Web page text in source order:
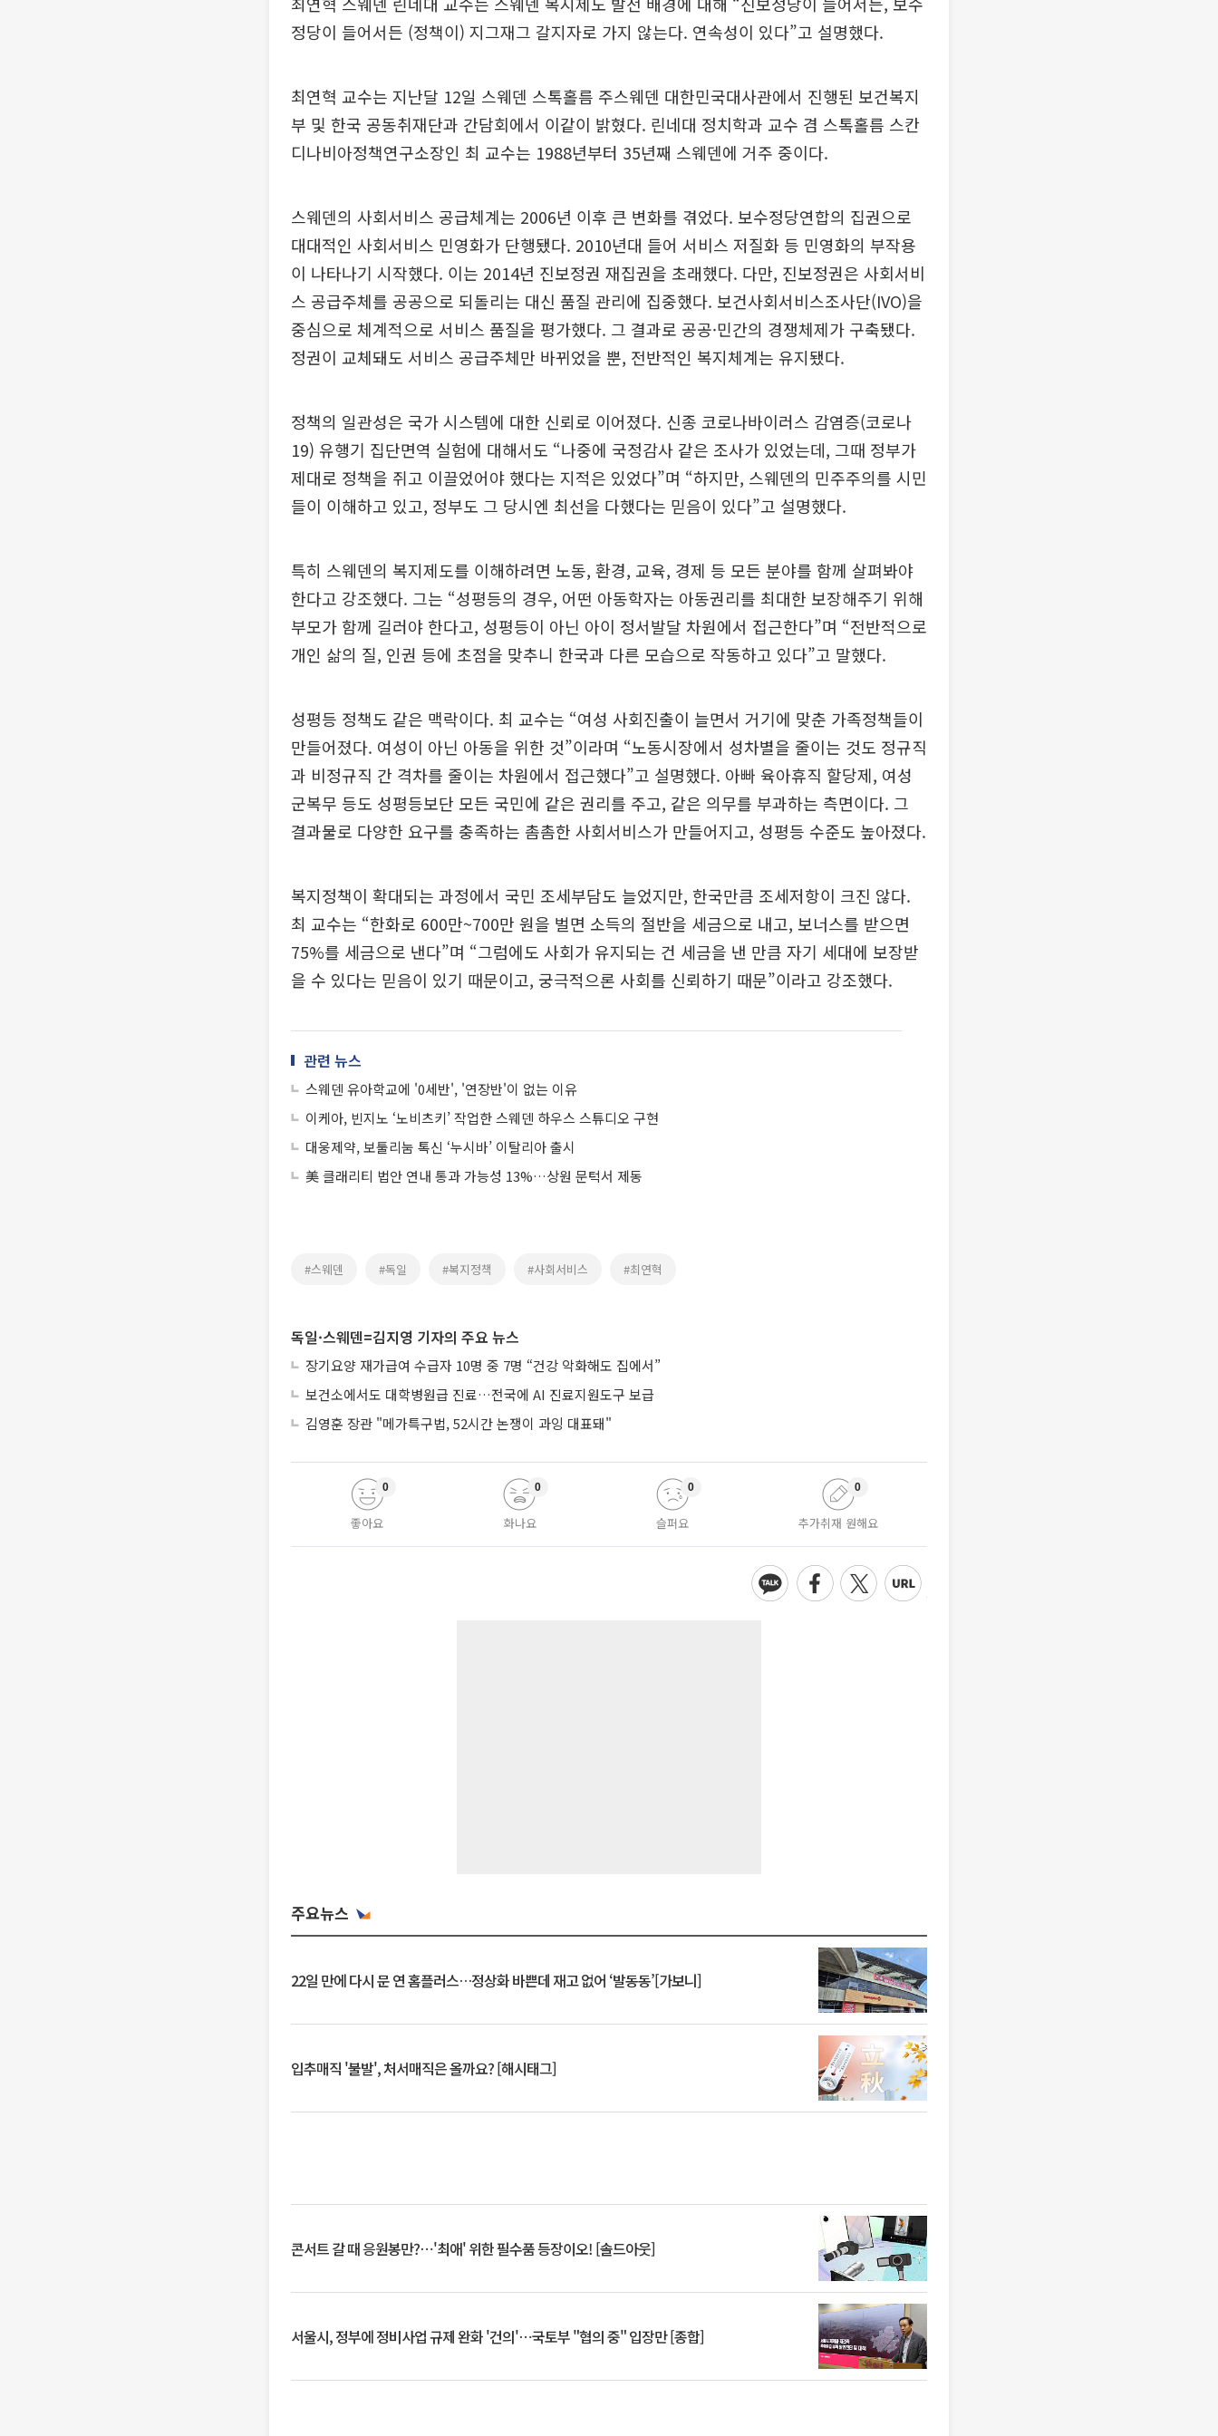
정당이 들어서든 (정책이) 지그재그 갈지자로 가지 않는다. 연속성이 있다”고 설명했다.
최연혁 교수는 지난달 12일 스웨덴 스톡홀름 주스웨덴 대한민국대사관에서 진행된 보건복지
부 및 한국 공동취재단과 간담회에서 이같이 밝혔다. 린네대 정치학과 교수 겸 스톡홀름 스칸
디나비아정책연구소장인 최 교수는 1988년부터 35년째 스웨덴에 거주 중이다.
스웨덴의 사회서비스 공급체계는 2006년 이후 큰 변화를 겪었다. 보수정당연합의 집권으로
대대적인 사회서비스 민영화가 단행됐다. 2010년대 들어 서비스 저질화 등 민영화의 부작용
이 나타나기 시작했다. 이는 2014년 진보정권 재집권을 초래했다. 다만, 진보정권은 사회서비
스 공급주체를 공공으로 되돌리는 대신 품질 관리에 집중했다. 보건사회서비스조사단(IVO)을
중심으로 체계적으로 서비스 품질을 평가했다. 그 결과로 공공·민간의 경쟁체제가 구축됐다.
정권이 교체돼도 서비스 공급주체만 바뀌었을 뿐, 전반적인 복지체계는 유지됐다.
정책의 일관성은 국가 시스템에 대한 신뢰로 이어졌다. 신종 코로나바이러스 감염증(코로나
19) 유행기 집단면역 실험에 대해서도 “나중에 국정감사 같은 조사가 있었는데, 그때 정부가
제대로 정책을 쥐고 이끌었어야 했다는 지적은 있었다”며 “하지만, 스웨덴의 민주주의를 시민
들이 이해하고 있고, 정부도 그 당시엔 최선을 다했다는 믿음이 있다”고 설명했다.
특히 스웨덴의 복지제도를 이해하려면 노동, 환경, 교육, 경제 등 모든 분야를 함께 살펴봐야
한다고 강조했다. 그는 “성평등의 경우, 어떤 아동학자는 아동권리를 최대한 보장해주기 위해
부모가 함께 길러야 한다고, 성평등이 아닌 아이 정서발달 차원에서 접근한다”며 “전반적으로
개인 삶의 질, 인권 등에 초점을 맞추니 한국과 다른 모습으로 작동하고 있다”고 말했다.
성평등 정책도 같은 맥락이다. 최 교수는 “여성 사회진출이 늘면서 거기에 맞춘 가족정책들이
만들어졌다. 여성이 아닌 아동을 위한 것”이라며 “노동시장에서 성차별을 줄이는 것도 정규직
과 비정규직 간 격차를 줄이는 차원에서 접근했다”고 설명했다. 아빠 육아휴직 할당제, 여성
군복무 등도 성평등보단 모든 국민에 같은 권리를 주고, 같은 의무를 부과하는 측면이다. 그
결과물로 다양한 요구를 충족하는 촘촘한 사회서비스가 만들어지고, 성평등 수준도 높아졌다.
복지정책이 확대되는 과정에서 국민 조세부담도 늘었지만, 한국만큼 조세저항이 크진 않다.
최 교수는 “한화로 600만~700만 원을 벌면 소득의 절반을 세금으로 내고, 보너스를 받으면
75%를 세금으로 낸다”며 “그럼에도 사회가 유지되는 건 세금을 낸 만큼 자기 세대에 보장받
을 수 있다는 믿음이 있기 때문이고, 궁극적으론 사회를 신뢰하기 때문”이라고 강조했다.
관련 뉴스
스웨덴 유아학교에 '0세반', '연장반'이 없는 이유
이케아, 빈지노 ‘노비츠키’ 작업한 스웨덴 하우스 스튜디오 구현
대웅제약, 보툴리눔 톡신 ‘누시바’ 이탈리아 출시
美 클래리티 법안 연내 통과 가능성 13%…상원 문턱서 제동
#스웨덴 #독일 #복지정책 #사회서비스 #최연혁
독일·스웨덴=김지영 기자의 주요 뉴스
장기요양 재가급여 수급자 10명 중 7명 “건강 악화해도 집에서”
보건소에서도 대학병원급 진료…전국에 AI 진료지원도구 보급
김영훈 장관 "메가특구법, 52시간 논쟁이 과잉 대표돼"
좋아요
0
화나요
0
슬퍼요
0
추가취재 원해요
0
주요뉴스
22일 만에 다시 문 연 홈플러스…정상화 바쁜데 재고 없어 ‘발동동’[가보니]
입추매직 '불발', 처서매직은 올까요? [해시태그]
콘서트 갈 때 응원봉만?⋯'최애' 위한 필수품 등장이오! [솔드아웃]
서울시, 정부에 정비사업 규제 완화 '건의'⋯국토부 "협의 중" 입장만 [종합]